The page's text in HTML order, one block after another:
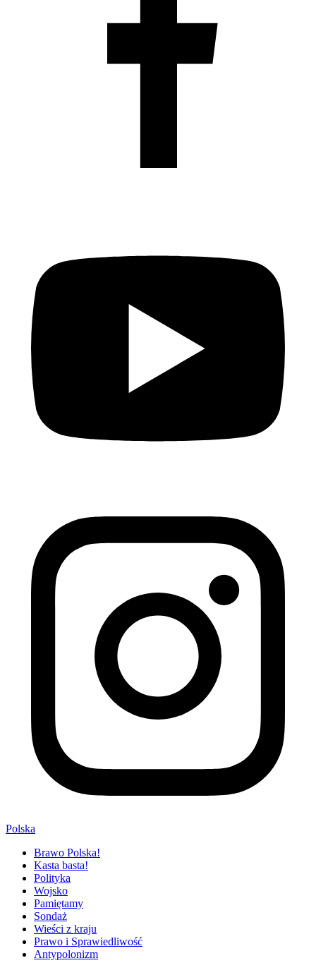
Polska
Brawo Polska!
Kasta basta!
Polityka
Wojsko
Pamiętamy
Sondaż
Wieści z kraju
Prawo i Sprawiedliwość
Antypolonizm